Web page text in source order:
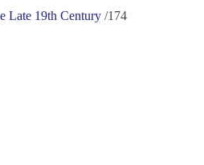
Late 19th Century /174